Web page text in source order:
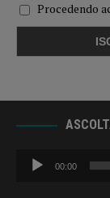
Procedendo
Audio
Player
00:00